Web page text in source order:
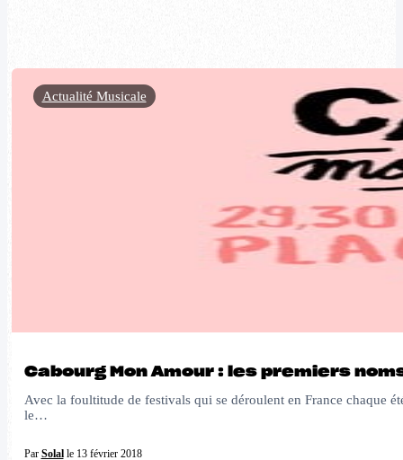
Cabourg Mon Amour : les premiers
Avec la foultitude de festivals qui se déroulent en France chaque
le…
Par Solalle 13 février 2018
Actualité Musicale